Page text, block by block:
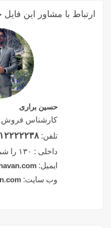
ارتباط با مشاور این
حسین براری
کارشناس فروش
تلفن:
داخلی : ۱۳۰ را شماره گیری فرمائید
ایمیل:
وب سایت: